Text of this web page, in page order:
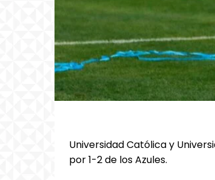
Universidad Católica y
por 1-2 de los Azules.